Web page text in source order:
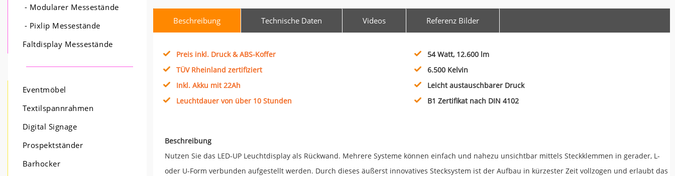
- Modularer Messestände
- Pixlip Messestände
Faltdisplay Messestände
Eventmöbel
Textilspannrahmen
Digital Signage
Prospektständer
Barhocker
Beschreibung Technische Daten Videos Referenz Bilder
Preis inkl. Druck & ABS-Koffer
TÜV Rheinland zertifiziert
Inkl. Akku mit 22Ah
Leuchtdauer von über 10 Stunden
54 Watt, 12.600 lm
6.500 Kelvin
Leicht austauschbarer Druck
B1 Zertifikat nach DIN 4102
Beschreibung
Nutzen Sie das LED-UP Leuchtdisplay als Rückwand. Mehrere Systeme können einfach und nahezu unsichtbar mittels Steckklemmen in gerader, L-
oder U-Form verbunden aufgestellt werden. Durch dieses äußerst innovatives Stecksystem ist der Aufbau in kürzester Zeit vollzogen und erlaubt das